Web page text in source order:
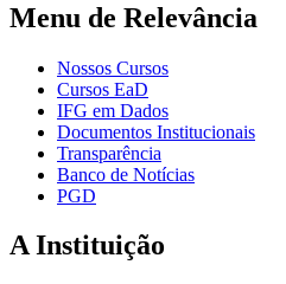
Menu de Relevância
Nossos Cursos
Cursos EaD
IFG em Dados
Documentos Institucionais
Transparência
Banco de Notícias
PGD
A Instituição